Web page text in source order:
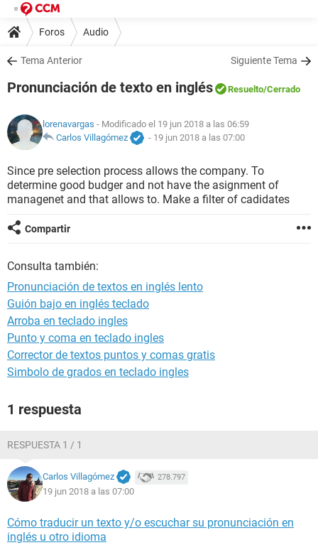
Foros Audio
Tema Anterior Siguiente Tema
Pronunciación de texto en inglés Resuelto/Cerrado
lorenavargas - Modificado el 19 jun 2018 a las 06:59
Carlos Villagómez
- 19 jun 2018 a las 07:00
Since pre selection process allows the company. To
determine good budger and not have the asignment of
managenet and that allows to. Make a filter of cadidates
Compartir
Consulta también:
Pronunciación de textos en inglés lento
Guión bajo en inglés teclado
Arroba en teclado ingles
Punto y coma en teclado ingles
Corrector de textos puntos y comas gratis
Simbolo de grados en teclado ingles
1 respuesta
RESPUESTA 1 / 1
Carlos Villagómez 278.797
19 jun 2018 a las 07:00
Cómo traducir un texto y/o escuchar su pronunciación en
inglés u otro idioma